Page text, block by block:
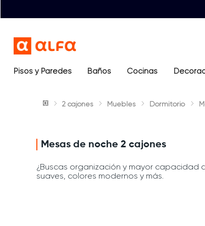
Pisos y Paredes Baños Cocinas
2 cajones Muebles Dormitorio
Mesas de noche 2 cajones
¿Buscas organización y mayor capacidad
suaves, colores modernos y más.
Términos más
2. sanitario
4. ocean blue